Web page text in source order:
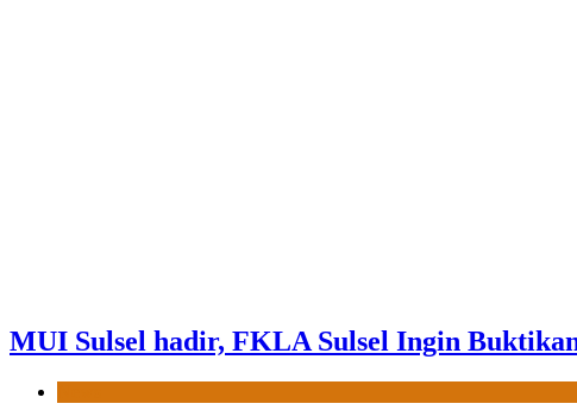
MUI Sulsel hadir, FKLA Sulsel Ingin